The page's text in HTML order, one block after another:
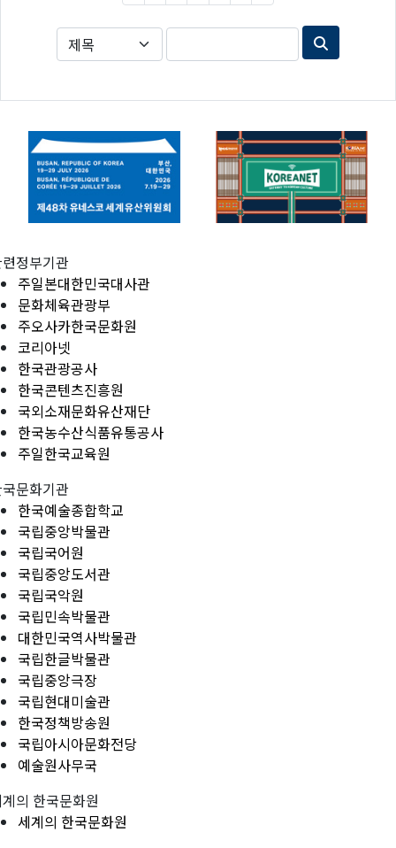
정부기관
주일본대한민국대사관
문화체육관광부
주오사카한국문화원
코리아넷
한국관광공사
한국콘텐츠진흥원
국외소재문화유산재단
한국농수산식품유통공사
주일한국교육원
문화기관
한국예술종합학교
국립중앙박물관
국립국어원
국립중앙도서관
국립국악원
국립민속박물관
대한민국역사박물관
국립한글박물관
국립중앙극장
국립현대미술관
한국정책방송원
국립아시아문화전당
예술원사무국
의 한국문화원
세계의 한국문화원